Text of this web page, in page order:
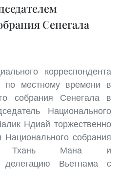
Сенегала
корреспондента
местному времени в
собрания Сенегала в
Национального
Ндиай торжественно
собрания
Тхань Мана и
делегацию Вьетнама с